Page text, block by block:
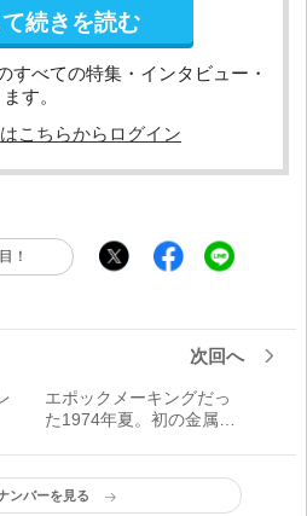
続きを読む
すべての特集・インタビュー・
す。
こちらからログイン
！
次回へ
エポックメーキングだっ
た1974年夏。初の金属バ
ンバーを見る